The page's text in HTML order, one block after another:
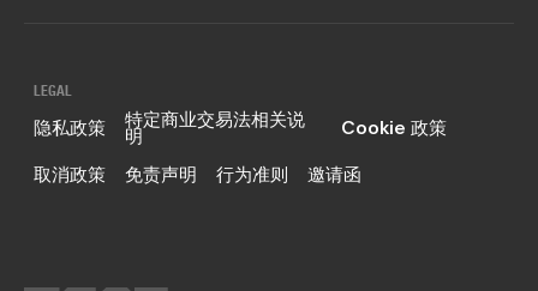
LEGAL
隐私政策 特定商业交易法相关说
明
Cookie 政策
取消政策
免责声明 行为准则 邀请函